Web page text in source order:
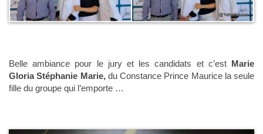
Belle ambiance pour le jury et les candidats et c’est Marie
Gloria Stéphanie Marie,du Constance Prince Maurice la seule
fille du groupe qui l’emporte …